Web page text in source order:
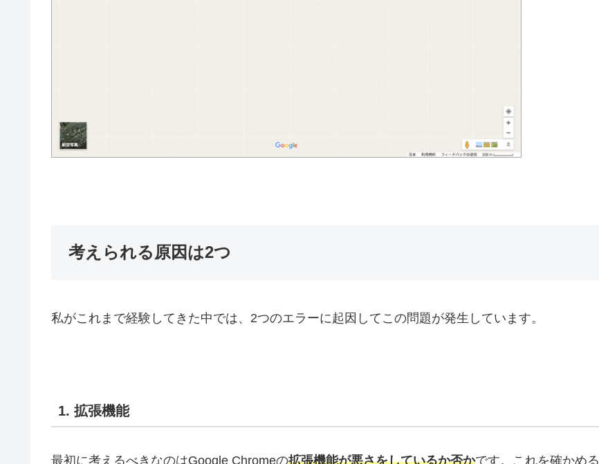
考えられる原因は2つ
私がこれまで経験してきた中では、2つのエラーに起因してこの問題が発生しています。
1. 拡張機能
最初に考えるべきなのはGoogle Chromeの拡張機能が悪さをしているか否かです。これを確かめる